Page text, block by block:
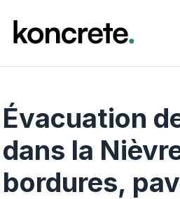
Évacuation
dans la
bordures,